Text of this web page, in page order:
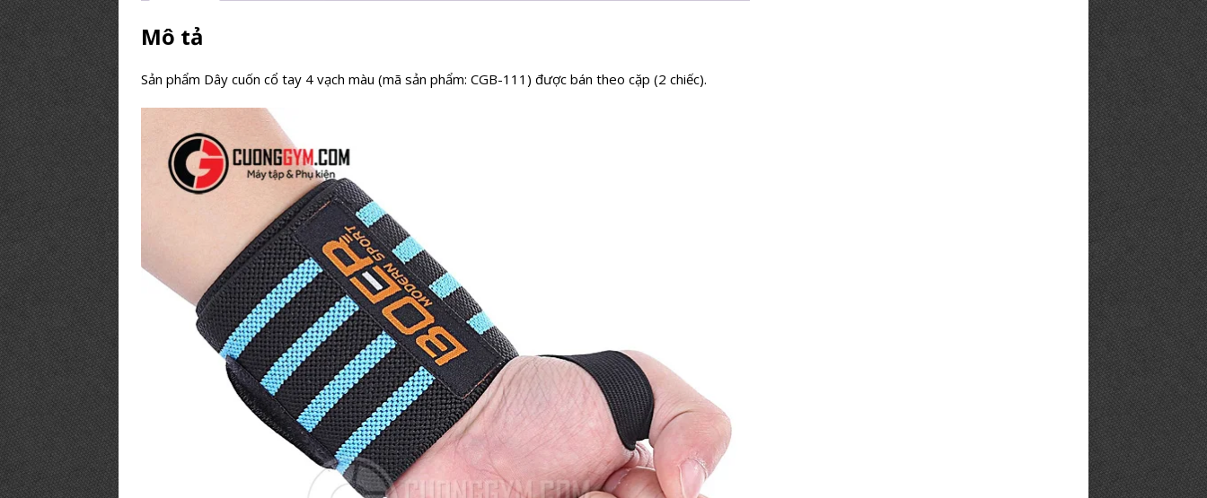
Mô tả
Sản phẩm Dây cuốn cổ tay 4 vạch màu (mã sản phẩm: CGB-111) được bán theo cặp (2 chiếc).